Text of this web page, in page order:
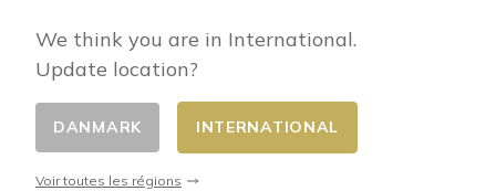
Changer de pays
We think you are in International.
Update location?
DANMARK INTERNATIONAL
Voir toutes les régions